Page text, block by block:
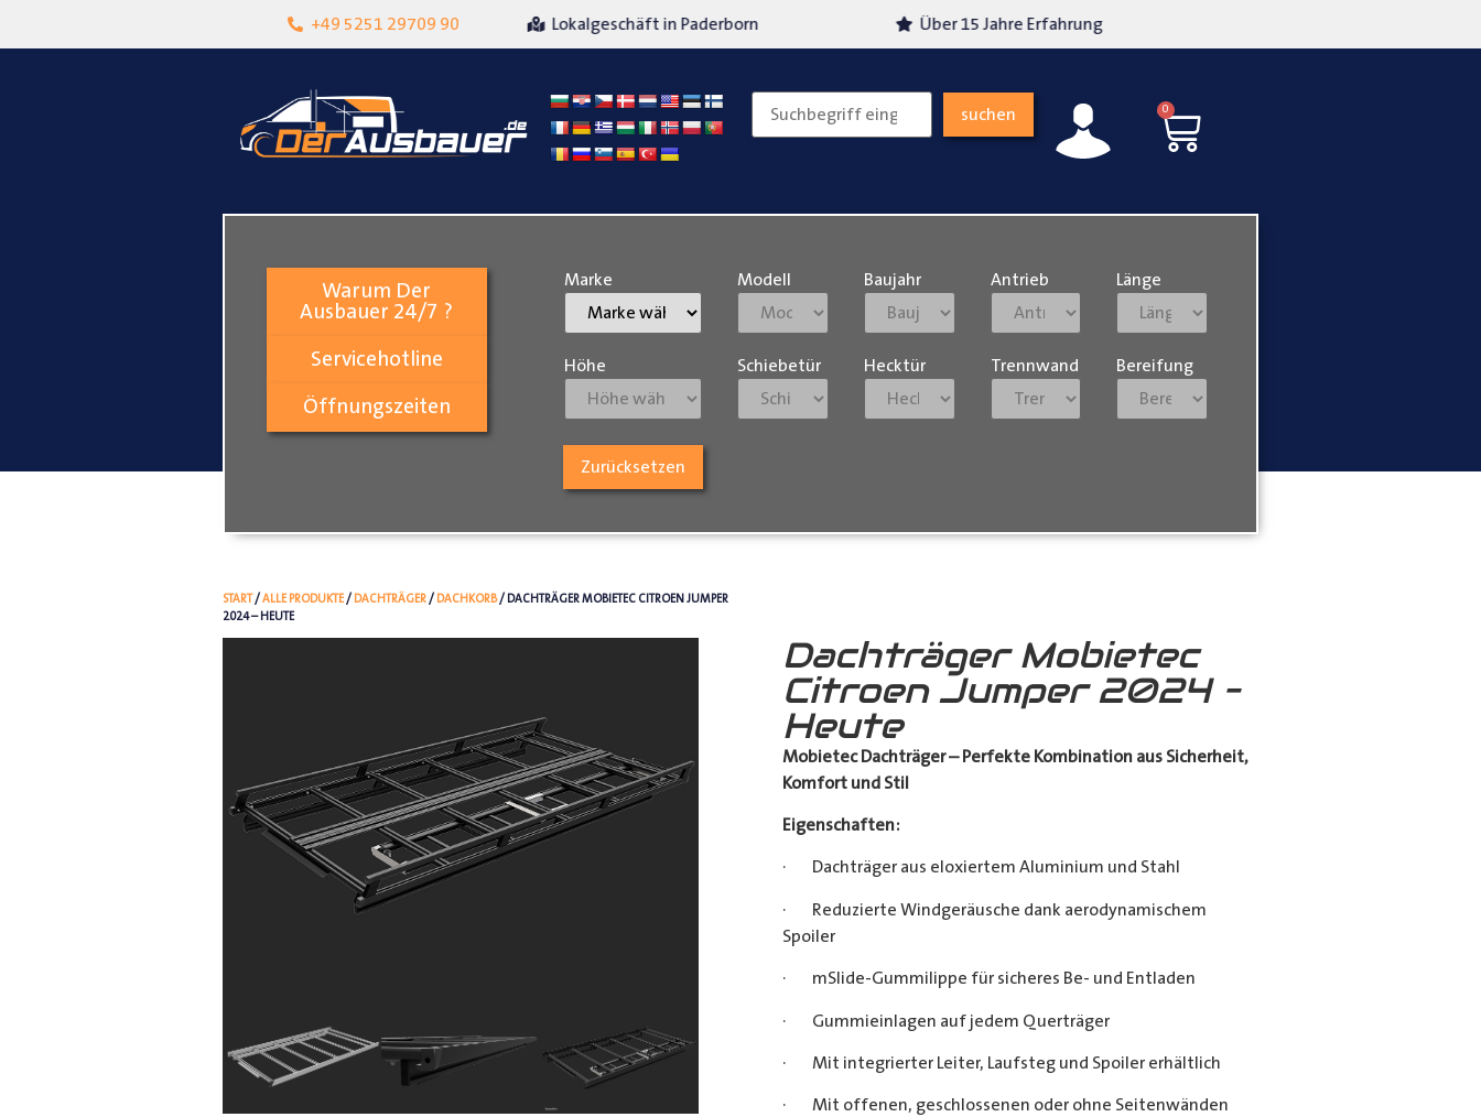
+49 5251 29709 90
Lokalgeschäft in Paderborn Über 15 Jahre Erfahrung Versandkosten transparent
suchen 0
Warum Der
Ausbauer 24/7 ?
Servicehotline
Öffnungszeiten
Marke Modell Baujahr Antrieb Länge
Höhe Schiebetür Hecktür Trennwand Bereifung
Zurücksetzen
START/ALLE PRODUKTE/ DACHTRÄGER/ DACHKORB/ DACHTRÄGER MOBIETEC CITROEN JUMPER
2024 – HEUTE
Dachträger Mobietec
Citroen Jumper 2024 –
Heute
Mobietec Dachträger – Perfekte Kombination aus Sicherheit,
Komfort und Stil
Eigenschaften:
· Dachträger aus eloxiertem Aluminium und Stahl
· Reduzierte Windgeräusche dank aerodynamischem
Spoiler
· mSlide-Gummilippe für sicheres Be- und Entladen
· Gummieinlagen auf jedem Querträger
· Mit integrierter Leiter, Laufsteg und Spoiler erhältlich
· Mit offenen, geschlossenen oder ohne Seitenwänden